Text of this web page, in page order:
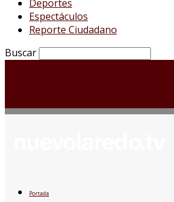
Deportes
Espectáculos
Reporte Ciudadano
Buscar
Portada